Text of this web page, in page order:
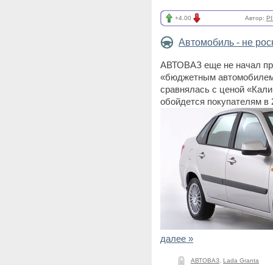
+4.00 Автор:
Автомобиль - не
АВТОВАЗ еще не начал
«бюджетным
сравнялась с ценой
обойдется покупателям в
далее »
АВТОВАЗ Lada Granta